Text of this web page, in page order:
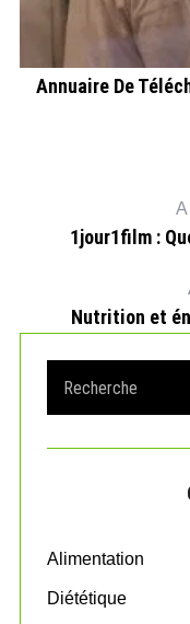
Annuaire De
1jour1film :
Nutrition et
a
r
o
:
Alimentation
Diététique